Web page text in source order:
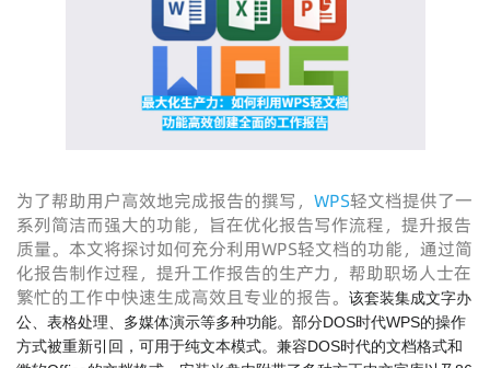
为了帮助用户高效地完成报告的撰写， WPS轻文档提供了一
系列简洁而强大的功能，旨在优化报告写作流程，提升报告
质量。本文将探讨如何充分利用WPS轻文档的功能，通过简
化报告制作过程，提升工作报告的生产力，帮助职场人士在
繁忙的工作中快速生成高效且专业的报告。
该套装集成文字办
公、表格处理、多媒体演示等多种功能。部分DOS时代WPS的操作
方式被重新引回，可用于纯文本模式。兼容DOS时代的文档格式和